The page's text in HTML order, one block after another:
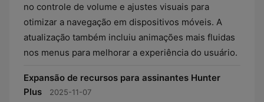
no controle de volume e ajustes visuais para
otimizar a navegação em dispositivos móveis. A
atualização também incluiu animações mais fluidas
nos menus para melhorar a experiência do usuário.
Expansão de recursos para assinantes Hunter
Plus
2025-11-07